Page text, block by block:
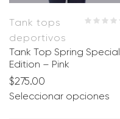
Tank tops
deportivos
Tank Top Spring Special
Edition – Pink
$275.00
Seleccionar opciones